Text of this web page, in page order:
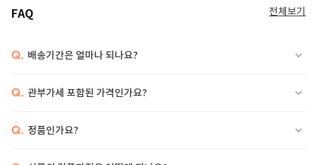
FAQ 전체보기
Q. 배송기간은 얼마나 되나요?
Q. 관부가세 포함된 가격인가요?
Q. 정품인가요?